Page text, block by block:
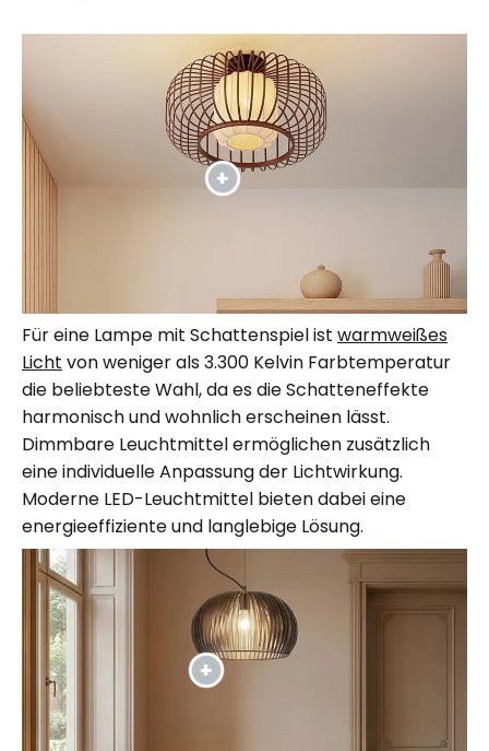
Für eine Lampe mit Schattenspiel ist warmweißes
Licht von weniger als 3.300 Kelvin Farbtemperatur
die beliebteste Wahl, da es die Schatteneffekte
harmonisch und wohnlich erscheinen lässt.
Dimmbare Leuchtmittel ermöglichen zusätzlich
eine individuelle Anpassung der Lichtwirkung.
Moderne LED-Leuchtmittel bieten dabei eine
energieeffiziente und langlebige Lösung.